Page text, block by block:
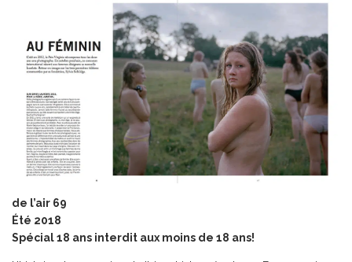
de l’air 69
Été 2018
Spécial 18 ans interdit aux moins de 18 ans!